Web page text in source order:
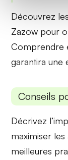
Découvrez
Zazow pour
Comprendre
garantira une
Conseils
Décrivez
maximiser les
meilleures